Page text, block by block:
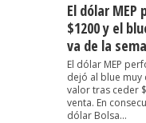
El dólar
$1200 y el
va de la
El dólar MEP
dejó al blue muy
valor tras ceder
venta. En
dólar Bolsa...